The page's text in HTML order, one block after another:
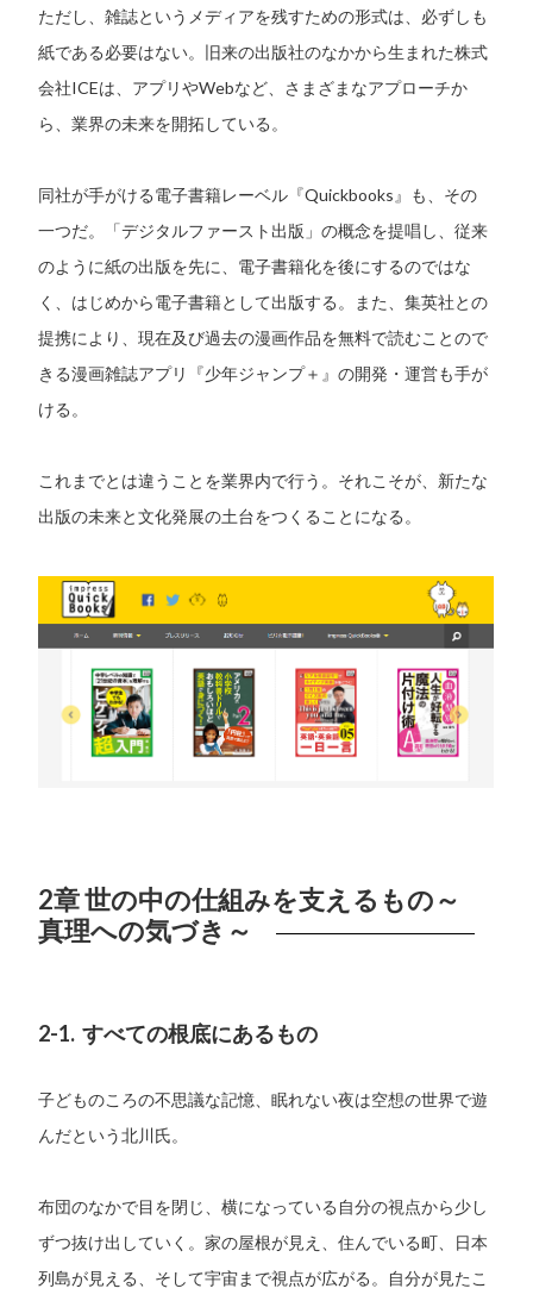
ただし、雑誌というメディアを残すための形式は、必ずしも
紙である必要はない。旧来の出版社のなかから生まれた株式
会社ICEは、アプリやWebなど、さまざまなアプローチか
ら、業界の未来を開拓している。
同社が手がける電子書籍レーベル『Quickbooks』も、その
一つだ。「デジタルファースト出版」の概念を提唱し、従来
のように紙の出版を先に、電子書籍化を後にするのではな
く、はじめから電子書籍として出版する。また、集英社との
提携により、現在及び過去の漫画作品を無料で読むことので
きる漫画雑誌アプリ『少年ジャンプ＋』の開発・運営も手が
ける。
これまでとは違うことを業界内で行う。それこそが、新たな
出版の未来と文化発展の土台をつくることになる。
2章 世の中の仕組みを支えるもの～
真理への気づき～
2-1. すべての根底にあるもの
子どものころの不思議な記憶、眠れない夜は空想の世界で遊
んだという北川氏。
布団のなかで目を閉じ、横になっている自分の視点から少し
ずつ抜け出していく。家の屋根が見え、住んでいる町、日本
列島が見える、そして宇宙まで視点が広がる。自分が見たこ